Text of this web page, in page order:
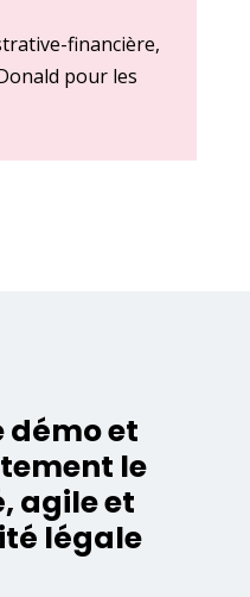
financière,
pour les
démo et
le
agile et
légale